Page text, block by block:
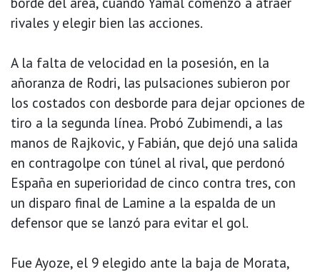
rivales y elegir bien las acciones.
A la falta de velocidad en la posesión, en la
añoranza de Rodri, las pulsaciones subieron por
los costados con desborde para dejar opciones de
tiro a la segunda línea. Probó Zubimendi, a las
manos de Rajkovic, y Fabián, que dejó una salida
en contragolpe con túnel al rival, que perdonó
España en superioridad de cinco contra tres, con
un disparo final de Lamine a la espalda de un
defensor que se lanzó para evitar el gol.
Fue Ayoze, el 9 elegido ante la baja de Morata,